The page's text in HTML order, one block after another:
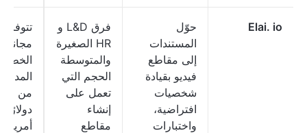
Elai. io
حوّل
المستندات
إلى مقاطع
فيديو بقيادة
شخصيات
افتراضية،
واختبارات
فرق L&D و
HR الصغيرة
والمتوسطة
الحجم التي
تعمل على
إنشاء
مقاطع
تتوفر
الخطط
دولارًا
أمريكيًا